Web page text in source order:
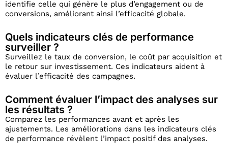
identifie celle qui génère le plus d’engagement ou de
conversions, améliorant ainsi l’efficacité globale.
Quels indicateurs clés de performance
surveiller ?
Surveillez le taux de conversion, le coût par acquisition et
le retour sur investissement. Ces indicateurs aident à
évaluer l’efficacité des campagnes.
Comment évaluer l’impact des analyses sur
les résultats ?
Comparez les performances avant et après les
ajustements. Les améliorations dans les indicateurs clés
de performance révèlent l’impact positif des analyses.